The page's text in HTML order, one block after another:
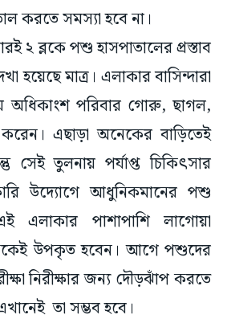
করতে সমস্যা হবে না।
২ ব্লকে পশু হাসপাতালের প্রস্তাব
হয়েছে মাত্র। এলাকার বাসিন্দারা
পরিবার গোরু, ছাগল,
এছাড়া অনেকের বাড়িতেই
সেই তুলনায় পর্যাপ্ত চিকিৎসার
উদ্যোগে আধুনিকমানের পশু
এলাকার পাশাপাশি লাগোয়া
উপকৃত হবেন। আগে পশুদের
নিরীক্ষার জন্য দৌড়ঝাঁপ করতে
তা সম্ভব হবে।